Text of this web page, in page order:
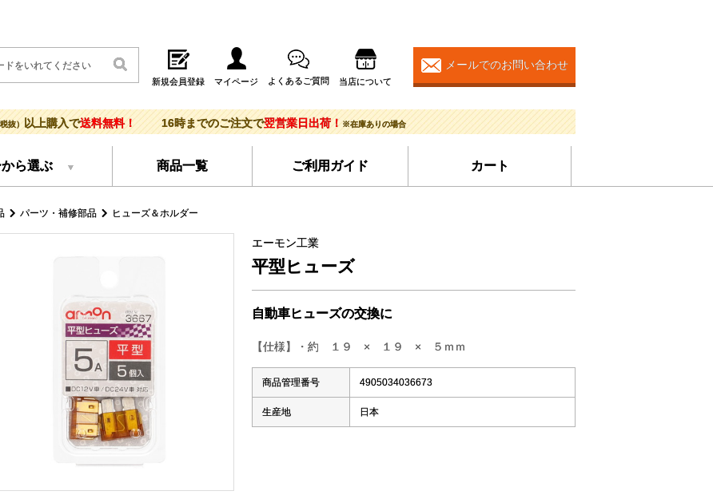
新規会員登録 マイページ よくあるご質問 当店について
メールでのお問い合わせ
抜）以上購入で送料無料！ 16時までのご注文で翌営業日出荷！※在庫ありの場合
ら選ぶ 商品一覧 ご利用ガイド カート
パーツ・補修部品 ヒューズ＆ホルダー
エーモン工業
平型ヒューズ
自動車ヒューズの交換に
【仕様】・約 １９ × １９ × ５ｍｍ
商品管理番号 4905034036673
生産地 日本